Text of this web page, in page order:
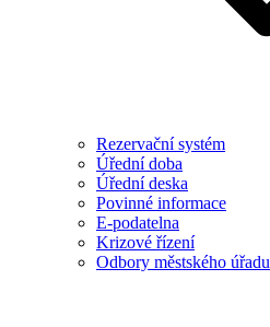
Rezervační systém
Úřední doba
Úřední deska
Povinné informace
E-podatelna
Krizové řízení
Odbory městského úřadu